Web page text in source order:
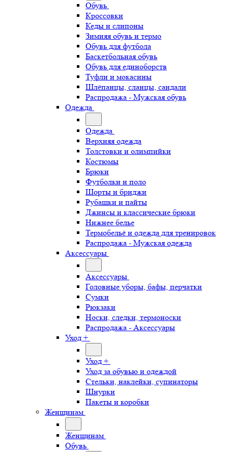
Обувь
Кроссовки
Кеды и слипоны
Зимняя обувь и термо
Обувь для футбола
Баскетбольная обувь
Обувь для единоборств
Туфли и мокасины
Шлёпанцы, сланцы, сандали
Распродажа - Мужская обувь
Одежда
Одежда
Верхняя одежда
Толстовки и олимпийки
Костюмы
Брюки
Футболки и поло
Шорты и бриджи
Рубашки и пайты
Джинсы и классические брюки
Нижнее белье
Термобельё и одежда для тренировок
Распродажа - Мужская одежда
Аксессуары
Аксессуары
Головные уборы, бафы, перчатки
Сумки
Рюкзаки
Носки, следки, термоноски
Распродажа - Аксессуары
Уход +
Уход +
Уход за обувью и одеждой
Стельки, наклейки, супинаторы
Шнурки
Пакеты и коробки
Женщинам
Женщинам
Обувь